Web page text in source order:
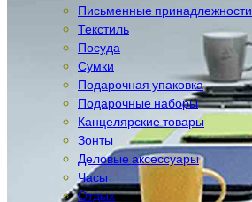
Письменные принадлежности
Текстиль
Посуда
Сумки
Подарочная упаковка
Подарочные наборы
Канцелярские товары
Зонты
Деловые аксессуары
Часы
Отдых